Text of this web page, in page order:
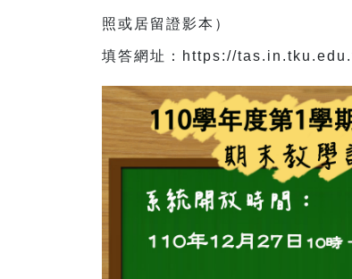
照或居留證影本）
填答網址：https://